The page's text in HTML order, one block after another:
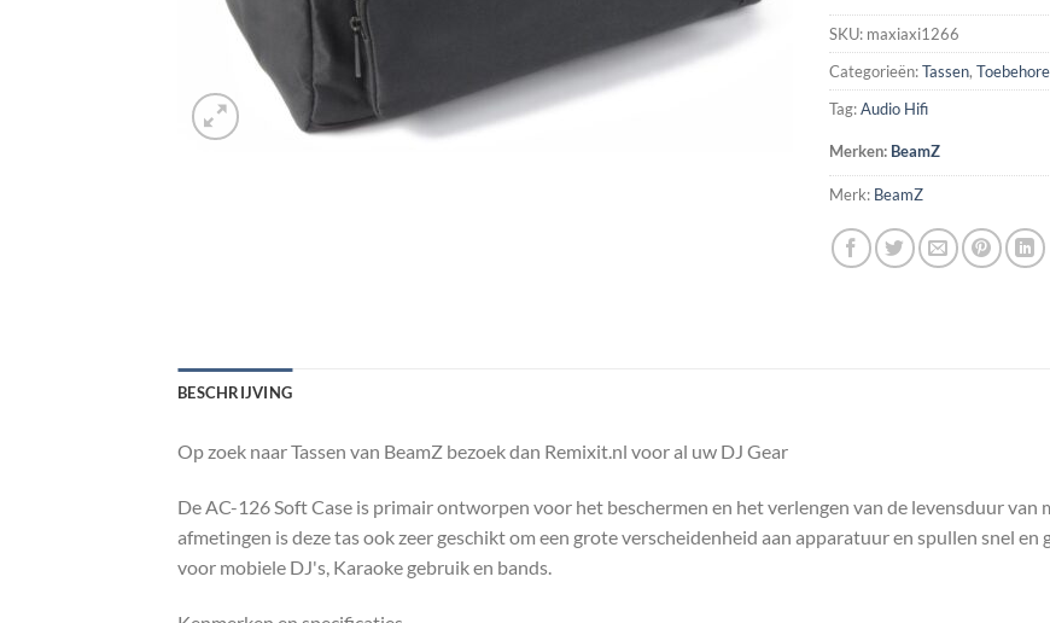
SKU: maxiaxi1266
Categorieën:Tassen,
Tag:Audio Hifi
Merken: BeamZ
Merk: BeamZ
BESCHRIJVING
Op zoek naar Tassen van BeamZ bezoek dan Remixit.nl voor al uw DJ Gear
De AC-126 Soft Case is primair ontworpen voor het beschermen en het verlengen van de levensduur
afmetingen is deze tas ook zeer geschikt om een grote verscheidenheid aan apparatuur en spullen snel
voor mobiele DJ's, Karaoke gebruik en bands.